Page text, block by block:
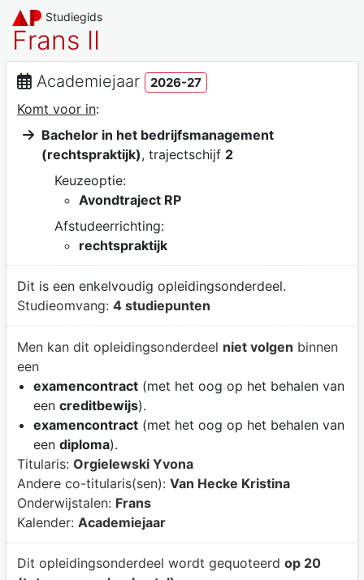
Studiegids
Frans II
Academiejaar 2026-27
Komt voor in:
Bachelor in het bedrijfsmanagement
(rechtspraktijk), trajectschijf 2
Keuzeoptie:
Avondtraject RP
Afstudeerrichting:
rechtspraktijk
Dit is een enkelvoudig opleidingsonderdeel.
Studieomvang: 4 studiepunten
Men kan dit opleidingsonderdeel niet volgen binnen
een
examencontract(met het oog op het behalen van
een creditbewijs).
examencontract(met het oog op het behalen van
een diploma).
Titularis: Orgielewski Yvona
Andere co-titularis(sen): Van Hecke Kristina
Onderwijstalen: Frans
Kalender: Academiejaar
Dit opleidingsonderdeel wordt gequoteerd op 20